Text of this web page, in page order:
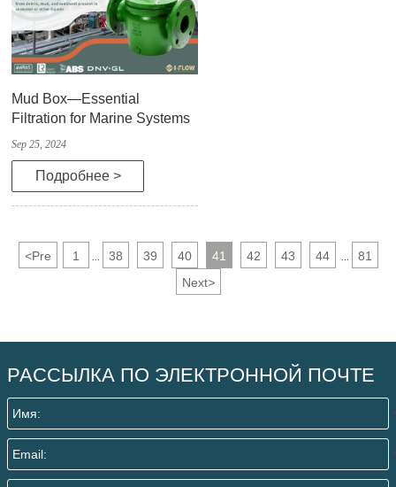
Mud Box—Essential
Filtration for Marine Systems
Sep 25, 2024
Подробнее >
<Pre 1 38 39 40 41 42 43 44
81
Next>
РАССЫЛКА ПО ЭЛЕКТРОННОЙ ПОЧТЕ